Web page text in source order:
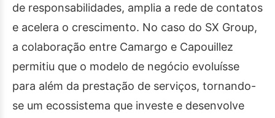
de responsabilidades, amplia a rede de contatos
e acelera o crescimento. No caso do SX Group,
a colaboração entre Camargo e Capouillez
permitiu que o modelo de negócio evoluísse
para além da prestação de serviços, tornando-
se um ecossistema que investe e desenvolve